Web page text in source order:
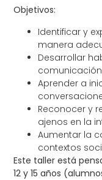
Objetivos:
Identificar y
manera
Desarrollar
Aprender a
Reconocer y
ajenos en la
Aumentar la
contextos
Este taller está
12 y 15 años